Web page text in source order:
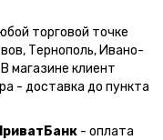
торговой точке
Тернополь, Ивано-
магазине клиент
- доставка до пункта
- оплата